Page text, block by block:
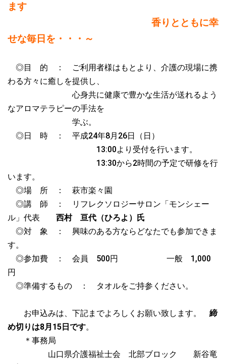
ます
香りとともに幸
せな毎日を・・・～
◎目 的 ： ご利用者様はもとより、介護の現場に携
わる方々に癒しを提供し、
心身共に健康で豊かな生活が送れるよう
なアロマテラピーの手法を
学ぶ。
◎日 時 ： 平成24年8月26日（日）
13:00より受付を行います。
13:30から2時間の予定で研修を行
います。
◎場 所 ： 萩市楽々園
◎講 師 ： リフレクソロジーサロン「モンシェー
ル」代表
西村 亘代（ひろよ）氏
◎対 象 ： 興味のある方ならどなたでも参加できま
す。
◎参加費 ： 会員 500円 一般 1,000
円
◎準備するもの ： タオルをご持参ください。
お申込みは、下記までよろしくお願い致します。 締
め切りは8月15日です。
＊事務局
山口県介護福祉士会 北部ブロック 新谷竜